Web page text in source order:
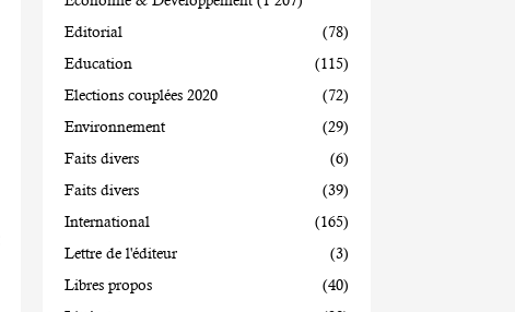
Editorial
(78)
Education
(115)
Elections couplées 2020
(72)
Environnement
(29)
Faits divers
(6)
Faits divers
(39)
International
(165)
Lettre de l'éditeur
(3)
Libres propos
(40)